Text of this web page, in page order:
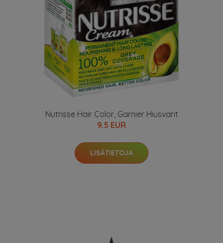
Nutrisse Hair Color, Garnier Hiusvärit
9.5 EUR
LISÄTIETOJA